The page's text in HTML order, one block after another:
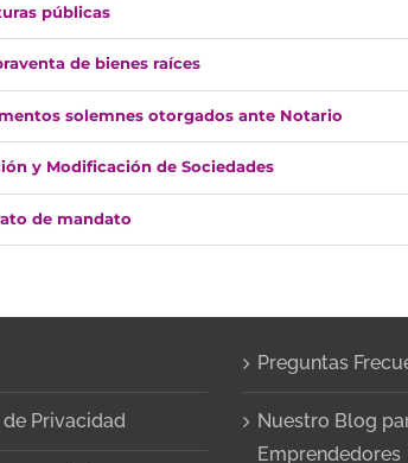
públicas
de bienes raíces
solemnes otorgados ante Notario
y Modificación de Sociedades
de mandato
Privacidad
Preguntas
Nuestro Blog
Emprendedores